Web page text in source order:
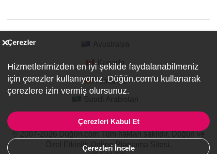
Kanada
Almanya
Özel Etkinlik Online Planlama Sitesi.
Çerezler
Hizmetlerimizden en iyi şekilde faydalanabilmeniz
için çerezler kullanıyoruz. Düğün.com'u kullanarak
çerezlere izin vermiş olursunuz.
Çerezleri Kabul Et
Çerezleri İncele